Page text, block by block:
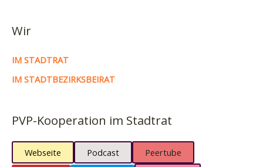
Wir
IM STADTRAT
IM STADTBEZIRKSBEIRAT
PVP-Kooperation im Stadtrat
Webseite Podcast
Peertube